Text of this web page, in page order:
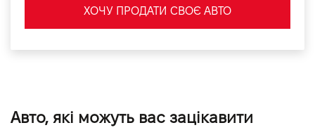
ХОЧУ ПРОДАТИ СВОЄ АВТО
Авто, які можуть вас зацікавити